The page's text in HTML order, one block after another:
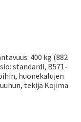
400 kg (882
standardi, B571-
huonekalujen
tekijä Kojima